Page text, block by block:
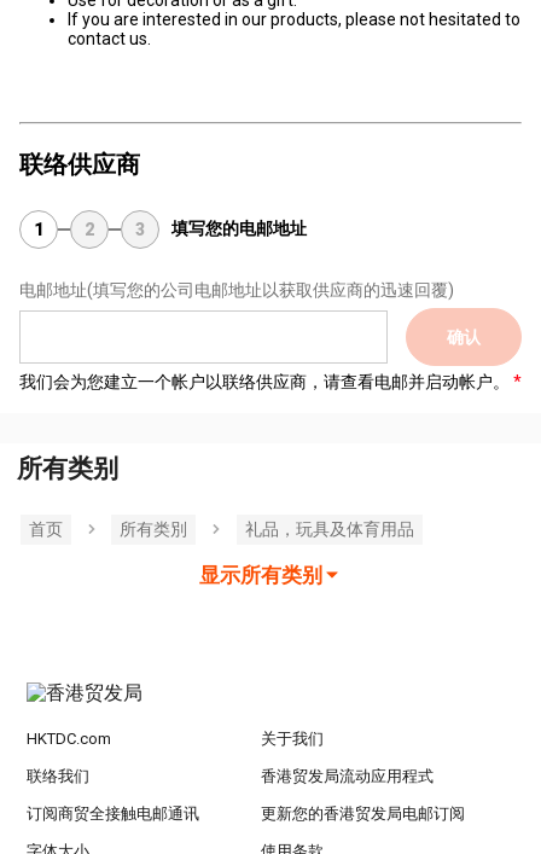
If you are interested in our products, please not hesitated to
contact us.
联络供应商
1 2 3 填写您的电邮地址
电邮地址(填写您的公司电邮地址以获取供应商的迅速回覆)
确认
我们会为您建立一个帐户以联络供应商，请查看电邮并启动帐户。
所有类别
首页 所有类別 礼品，玩具及体育用品
显示所有类别
HKTDC.com 关于我们
联络我们 香港贸发局流动应用程式
订阅商贸全接触电邮通讯 更新您的香港贸发局电邮订阅